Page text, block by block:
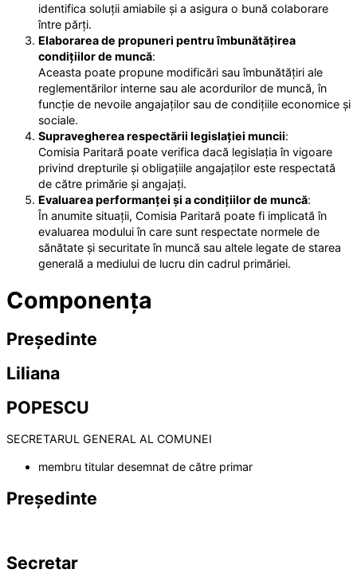
identifica soluții amiabile și a asigura o bună colaborare
între părți.
Elaborarea de propuneri pentru îmbunătățirea
condițiilor de muncă:
Aceasta poate propune modificări sau îmbunătățiri ale
reglementărilor interne sau ale acordurilor de muncă, în
funcție de nevoile angajaților sau de condițiile economice și
sociale.
Supravegherea respectării legislației muncii:
Comisia Paritară poate verifica dacă legislația în vigoare
privind drepturile și obligațiile angajaților este respectată
de către primărie și angajați.
Evaluarea performanței și a condițiilor de muncă:
În anumite situații, Comisia Paritară poate fi implicată în
evaluarea modului în care sunt respectate normele de
sănătate și securitate în muncă sau altele legate de starea
generală a mediului de lucru din cadrul primăriei.
Componența
Președinte
Liliana
POPESCU
SECRETARUL GENERAL AL COMUNEI
membru titular desemnat de către primar
Președinte
Secretar